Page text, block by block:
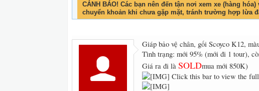
CẢNH BÁO! Các bạn nên đến tận nơi xem xe (hàng
chuyển khoản khi chưa gặp mặt, tránh trường hợp lừa
Giáp bảo vệ chân, gối Scoyco K12,
Tình trạng: mới 95% (mới đi 1 tour),
Giá ra đi là SOLDmua mới 850K)
Click this bar to view the